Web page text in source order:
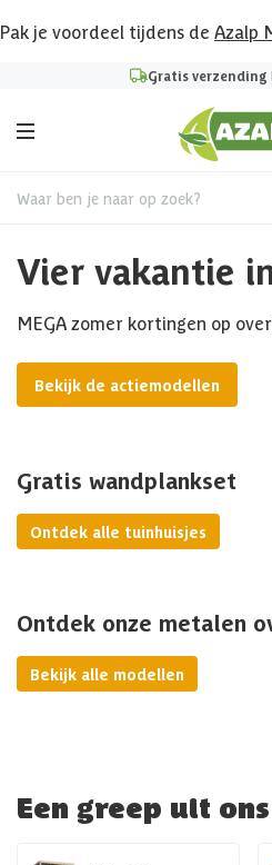
Pak je voordeel tijdens de Azalp
Gratis verzending
Waar ben je naar op zoek?
Vier vakantie
MEGA zomer kortingen op
Bekijk de actiemodellen
Gratis wandplankset
Ontdek alle tuinhuisjes
Ontdek onze metalen
Bekijk alle modellen
Een greep uit